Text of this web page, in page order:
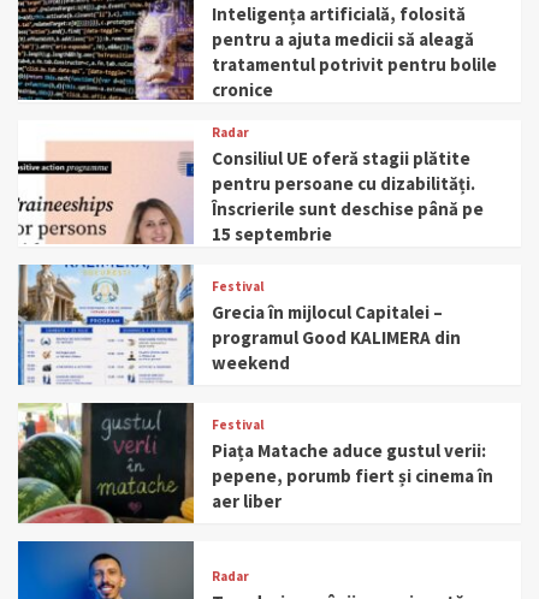
Inteligența artificială, folosită
pentru a ajuta medicii să aleagă
tratamentul potrivit pentru bolile
cronice
Radar
Consiliul UE oferă stagii plătite
pentru persoane cu dizabilități.
Înscrierile sunt deschise până pe
15 septembrie
Festival
Grecia în mijlocul Capitalei –
programul Good KALIMERA din
weekend
Festival
Piața Matache aduce gustul verii:
pepene, porumb fiert și cinema în
aer liber
Radar